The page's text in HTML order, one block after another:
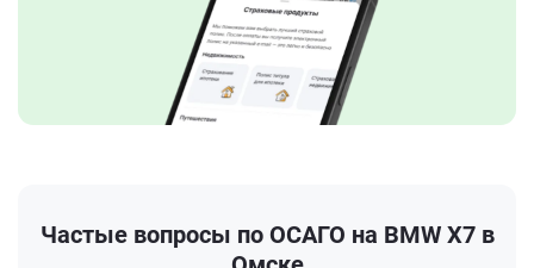
Частые вопросы по ОСАГО на BMW X7 в